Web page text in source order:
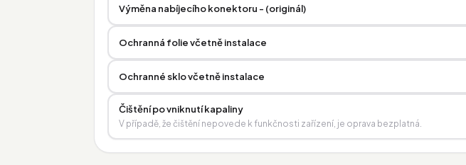
Výměna nabíjecího konektoru - (originál)
Ochranná folie včetně instalace
Ochranné sklo včetně instalace
Čištění po vniknutí kapaliny
V případě, že čištění nepovede k funkčnosti zařízení, je oprava bezplatná.